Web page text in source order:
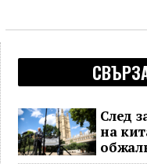
След
на